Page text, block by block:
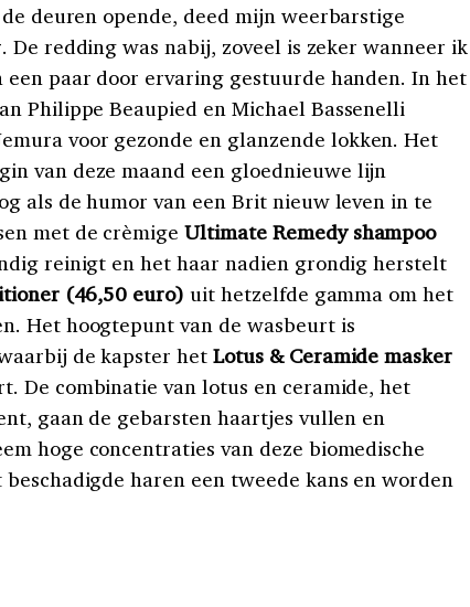
deuren opende, deed mijn weerbarstige
redding was nabij, zoveel is zeker wanneer ik
een paar door ervaring gestuurde handen. In het
Philippe Beaupied en Michael Bassenelli
voor gezonde en glanzende lokken. Het
van deze maand een gloednieuwe lijn
als de humor van een Brit nieuw leven in te
met de crèmigeUltimate Remedy shampoo
reinigt en het haar nadien grondig herstelt
(46,50 euro) uit hetzelfde gamma om het
Het hoogtepunt van de wasbeurt is
de kapster hetLotus & Ceramide masker
De combinatie van lotus en ceramide, het
gaan de gebarsten haartjes vullen en
hoge concentraties van deze biomedische
haren een tweede kans en worden